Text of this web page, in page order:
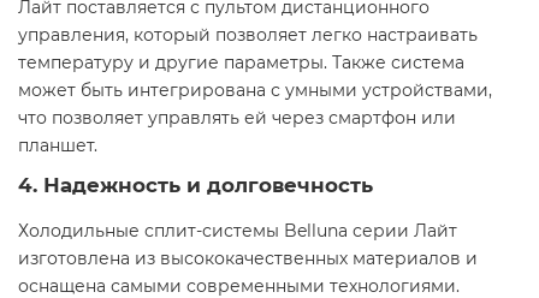
Лайт поставляется с пультом дистанционного
управления, который позволяет легко настраивать
температуру и другие параметры. Также система
может быть интегрирована с умными устройствами,
что позволяет управлять ей через смартфон или
планшет.
4. Надежность и долговечность
Холодильные сплит-системы Belluna серии Лайт
изготовлена из высококачественных материалов и
оснащена самыми современными технологиями.